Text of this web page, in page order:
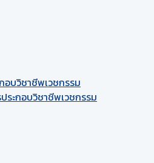
อบวิชาชีพเวชกรรม
ะกอบวิชาชีพเวชกรรม